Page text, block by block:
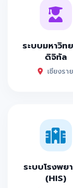
ระบบมหาวิท
ดิจิทัล
เชียงราย
ระบบโรงพย
(HIS)